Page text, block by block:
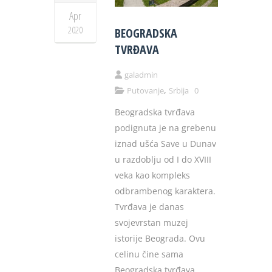
Apr
2020
BEOGRADSKA
TVRĐAVA
galadmin
Putovanje, Srbija 0
Beogradska tvrđava
podignuta je na grebenu
iznad ušća Save u Dunav
u razdoblju od I do XVIII
veka kao kompleks
odbrambenog karaktera.
Tvrđava je danas
svojevrstan muzej
istorije Beograda. Ovu
celinu čine sama